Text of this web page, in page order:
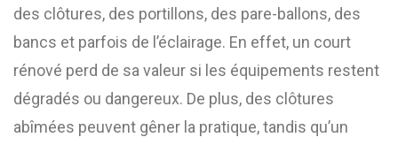
des clôtures, des portillons, des pare-ballons, des
bancs et parfois de l’éclairage. En effet, un court
rénové perd de sa valeur si les équipements restent
dégradés ou dangereux. De plus, des clôtures
abîmées peuvent gêner la pratique, tandis qu’un